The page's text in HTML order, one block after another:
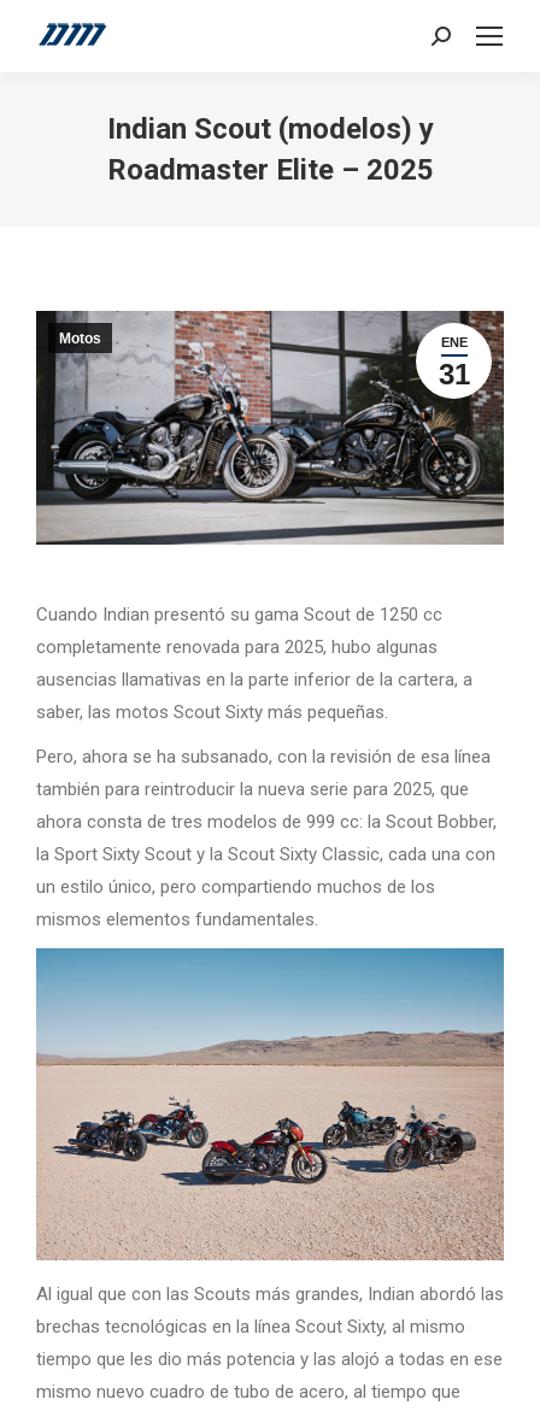
Search:
Indian Scout (modelos) y
Roadmaster Elite – 2025
ENE
31
Motos
Cuando Indian presentó su gama Scout de 1250 cc
completamente renovada para 2025, hubo algunas
ausencias llamativas en la parte inferior de la cartera, a
saber, las motos Scout Sixty más pequeñas.
Pero, ahora se ha subsanado, con la revisión de esa línea
también para reintroducir la nueva serie para 2025, que
ahora consta de tres modelos de 999 cc: la Scout Bobber,
la Sport Sixty Scout y la Scout Sixty Classic, cada una con
un estilo único, pero compartiendo muchos de los
mismos elementos fundamentales.
Al igual que con las Scouts más grandes, Indian abordó las
brechas tecnológicas en la línea Scout Sixty, al mismo
tiempo que les dio más potencia y las alojó a todas en ese
mismo nuevo cuadro de tubo de acero, al tiempo que